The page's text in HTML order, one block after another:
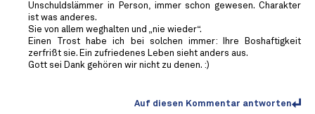
Unschuldslämmer in Person, immer schon gewesen. Charakter
ist was anderes.
Sie von allem weghalten und „nie wieder“.
Einen Trost habe ich bei solchen immer: Ihre Boshaftigkeit
zerfrißt sie. Ein zufriedenes Leben sieht anders aus.
Gott sei Dank gehören wir nicht zu denen. :)
Auf diesen Kommentar antworten